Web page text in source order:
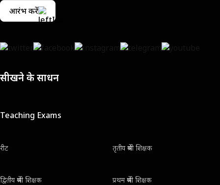
आरंभ करें
सीखने के साधन
Teaching Exams
रीट तृतीय श्रेणी शिक्षक
द्वितीय श्रेणी शिक्षक प्रथम श्रेणी शिक्षक